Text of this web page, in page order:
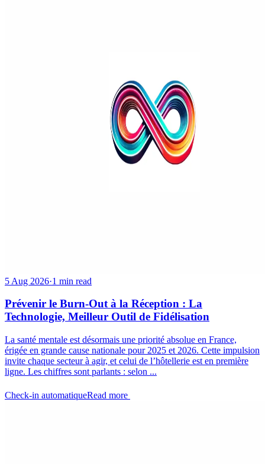
5 Aug 2026·1 min read
Prévenir le Burn-Out à la Réception : La
Technologie, Meilleur Outil de Fidélisation
La santé mentale est désormais une priorité absolue en France,
érigée en grande cause nationale pour 2025 et 2026. Cette impulsion
invite chaque secteur à agir, et celui de l’hôtellerie est en première
ligne. Les chiffres sont parlants : selon ...
Check-in automatiqueRead more